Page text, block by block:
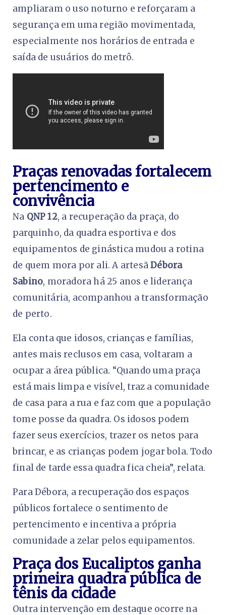
ampliaram o uso noturno e reforçaram a
segurança em uma região movimentada,
especialmente nos horários de entrada e
saída de usuários do metrô.
Praças renovadas fortalecem
pertencimento e
convivência
Na QNP 12, a recuperação da praça, do
parquinho, da quadra esportiva e dos
equipamentos de ginástica mudou a rotina
de quem mora por ali. A artesãDébora
Sabino, moradora há 25 anos e liderança
comunitária, acompanhou a transformação
de perto.
Ela conta que idosos, crianças e famílias,
antes mais reclusos em casa, voltaram a
ocupar a área pública. “Quando uma praça
está mais limpa e visível, traz a comunidade
de casa para a rua e faz com que a população
tome posse da quadra. Os idosos podem
fazer seus exercícios, trazer os netos para
brincar, e as crianças podem jogar bola. Todo
final de tarde essa quadra fica cheia”, relata.
Para Débora, a recuperação dos espaços
públicos fortalece o sentimento de
pertencimento e incentiva a própria
comunidade a zelar pelos equipamentos.
Praça dos Eucaliptos ganha
primeira quadra pública de
tênis da cidade
Outra intervenção em destaque ocorre na